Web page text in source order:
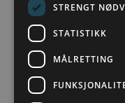
STRENGT
STATISTIKK
MÅLRETTING